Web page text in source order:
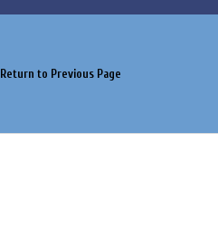
Return to Previous Page